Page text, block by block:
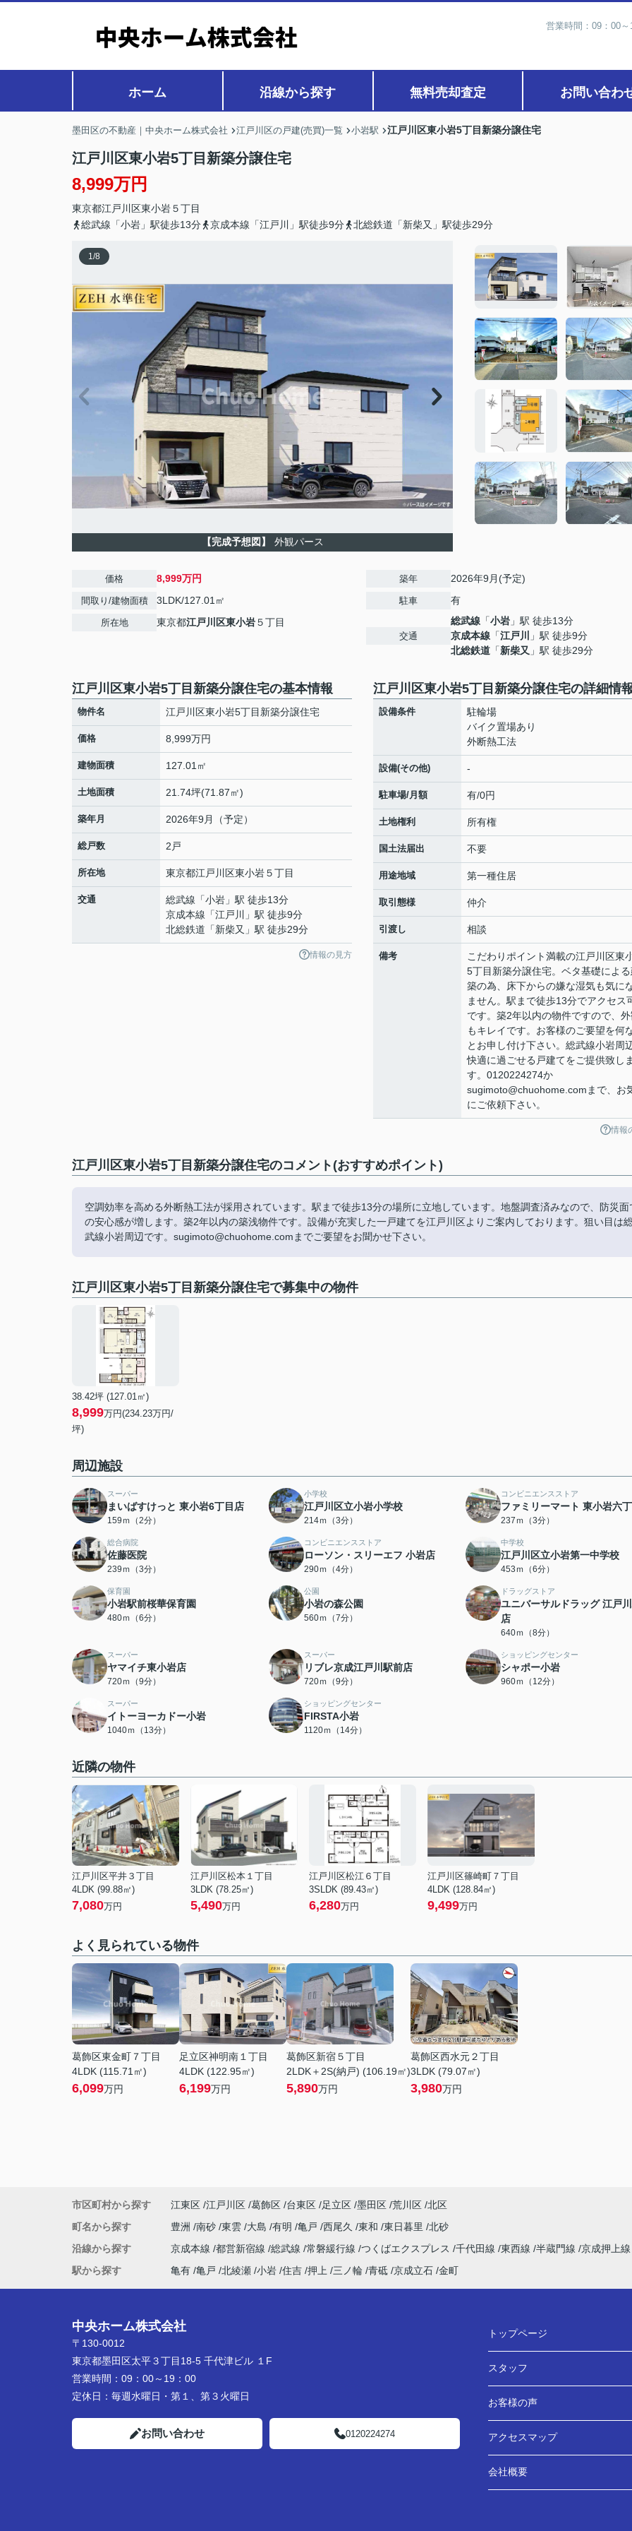
営業時間：09：00
ホーム 沿線から探す 無料売却査定 お問い合わ
墨田区の不動産｜中央ホーム株式会社 江戸川区の戸建(売買)一覧 小岩駅 江戸川区東小岩5丁目新築分譲住宅
江戸川区東小岩5丁目新築分譲住宅
8,999万円
東京都江戸川区東小岩５丁目
総武線「小岩」駅徒歩13分
京成本線「江戸川」駅徒歩9分 北総鉄道「新柴又」駅徒歩29分
1/8
【完成予想図】 外観パース
価格 8,999万円
間取り/建物面積 3LDK/127.01㎡
所在地 東京都江戸川区東小岩５丁目
築年 2026年9月(予定)
駐車 有
交通
総武線 「小岩 」駅 徒歩13分
京成本線 「江戸川
」駅 徒歩9分
北総鉄道 「新柴又 」駅 徒歩29分
江戸川区東小岩5丁目新築分譲住宅の基本情報
物件名 江戸川区東小岩5丁目新築分譲住宅
価格 8,999万円
建物面積 127.01㎡
土地面積 21.74坪(71.87㎡)
築年月 2026年9月（予定）
総戸数 2戸
所在地 東京都江戸川区東小岩５丁目
交通 総武線 「小岩 」駅 徒歩13分
京成本線 「江戸川
」駅 徒歩9分
北総鉄道 「新柴又 」駅 徒歩29分
情報の見方
江戸川区東小岩5丁目新築分譲住宅の詳細情
設備条件
駐輪場
バイク置場あり
外断熱工法
設備(その他) -
駐車場/月額 有/0円
土地権利 所有権
国土法届出 不要
用途地域 第一種住居
取引態様 仲介
引渡し 相談
備考
こだわりポイント満載の江戸川区東
5丁目新築分譲住宅。ベタ基礎によ
築の為、床下からの嫌な湿気も気に
ません。駅まで徒歩13分でアクセス
です。築2年以内の物件ですので、
もキレイです。お客様のご要望を何
とお申し付け下さい。総武線小岩周
快適に過ごせる戸建てをご提供致し
す。0120224274か
sugimoto@chuohome.comまで、お
にご依頼下さい。
情報
江戸川区東小岩5丁目新築分譲住宅のコメント(おすすめポイント)
空調効率を高める外断熱工法が採用されています。駅まで徒歩13分の場所に立地しています。地盤調査済みなので、防災面
の安心感が増します。築2年以内の築浅物件です。設備が充実した一戸建てを江戸川区よりご案内しております。狙い目は
武線小岩周辺です。sugimoto@chuohome.comまでご要望をお聞かせ下さい。
江戸川区東小岩5丁目新築分譲住宅で募集中の物件
38.42坪 (127.01㎡)
8,999万円(234.23万円/
坪)
周辺施設
スーパー
まいばすけっと 東小岩6丁目店
159ｍ（2分）
小学校
江戸川区立小岩小学校
214ｍ（3分）
コンビニエンスストア
ファミリーマート 東小岩六
237ｍ（3分）
総合病院
佐藤医院
239ｍ（3分）
コンビニエンスストア
ローソン・スリーエフ 小岩店
290ｍ（4分）
中学校
江戸川区立小岩第一中学校
453ｍ（6分）
保育園
小岩駅前桜華保育園
480ｍ（6分）
公園
小岩の森公園
560ｍ（7分）
ドラッグストア
ユニバーサルドラッグ 江戸
店
640ｍ（8分）
スーパー
ヤマイチ東小岩店
720ｍ（9分）
スーパー
リブレ京成江戸川駅前店
720ｍ（9分）
ショッピングセンター
シャポー小岩
960ｍ（12分）
スーパー
イトーヨーカドー小岩
1040ｍ（13分）
ショッピングセンター
FIRSTA小岩
1120ｍ（14分）
近隣の物件
江戸川区平井３丁目
4LDK (99.88㎡)
7,080万円
江戸川区松本１丁目
3LDK (78.25㎡)
5,490万円
江戸川区松江６丁目
3SLDK (89.43㎡)
6,280万円
江戸川区篠崎町７丁目
4LDK (128.84㎡)
9,499万円
よく見られている物件
葛飾区東金町７丁目
4LDK (115.71㎡)
6,099万円
足立区神明南１丁目
4LDK (122.95㎡)
6,199万円
葛飾区新宿５丁目
2LDK＋2S(納戸) (106.19㎡)
5,890万円
葛飾区西水元２丁目
3LDK (79.07㎡)
3,980万円
市区町村から探す 江東区 江戸川区 葛飾区 台東区 足立区 墨田区 荒川区 北区
町名から探す
豊洲 南砂 東雲 大島 有明 亀戸 西尾久 東和 東日暮里
北砂
沿線から探す
京成本線 都営新宿線 総武線 常磐緩行線 つくばエクスプレス 千代田線 東西線 半蔵門線 京成押上
駅から探す
亀有 亀戸 北綾瀬 小岩 住吉 押上 三ノ輪 青砥 京成立石 金町
中央ホーム株式会社
〒130-0012
東京都墨田区太平３丁目18-5 千代津ビル １F
営業時間： 09：00～19：00
定休日： 毎週水曜日・第１、第３火曜日
お問い合わせ 0120224274
トップページ
スタッフ
お客様の声
アクセスマップ
会社概要